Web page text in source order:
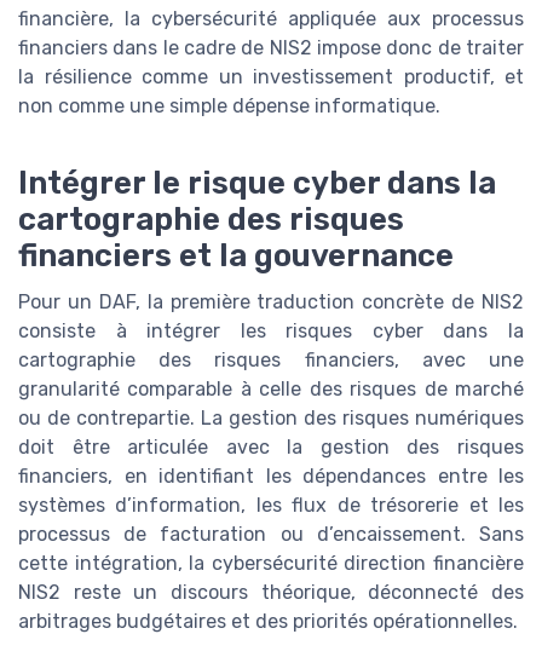
financière, la cybersécurité appliquée aux processus
financiers dans le cadre de NIS2 impose donc de traiter
la résilience comme un investissement productif, et
non comme une simple dépense informatique.
Intégrer le risque cyber dans la
cartographie des risques
financiers et la gouvernance
Pour un DAF, la première traduction concrète de NIS2
consiste à intégrer les risques cyber dans la
cartographie des risques financiers, avec une
granularité comparable à celle des risques de marché
ou de contrepartie. La gestion des risques numériques
doit être articulée avec la gestion des risques
financiers, en identifiant les dépendances entre les
systèmes d’information, les flux de trésorerie et les
processus de facturation ou d’encaissement. Sans
cette intégration, la cybersécurité direction financière
NIS2 reste un discours théorique, déconnecté des
arbitrages budgétaires et des priorités opérationnelles.